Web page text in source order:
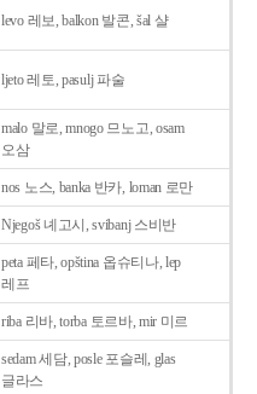
levo 레보, balkon 발콘, šal 샬
ljeto 레토, pasulj 파술
malo 말로, mnogo 므노고, osam
오삼
nos 노스, banka 반카, loman 로만
Njegoš 녜고시, svibanj 스비반
peta 페타, opština 옵슈티나, lep
레프
riba 리바, torba 토르바, mir 미르
sedam 세담, posle 포슬레, glas
글라스